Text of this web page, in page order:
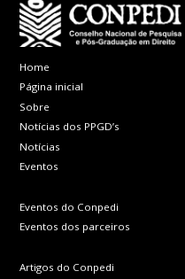
Home
Página inicial
Sobre
Notícias dos PPGD’s
Notícias
Eventos
Eventos do Conpedi
Eventos dos parceiros
Artigos do Conpedi